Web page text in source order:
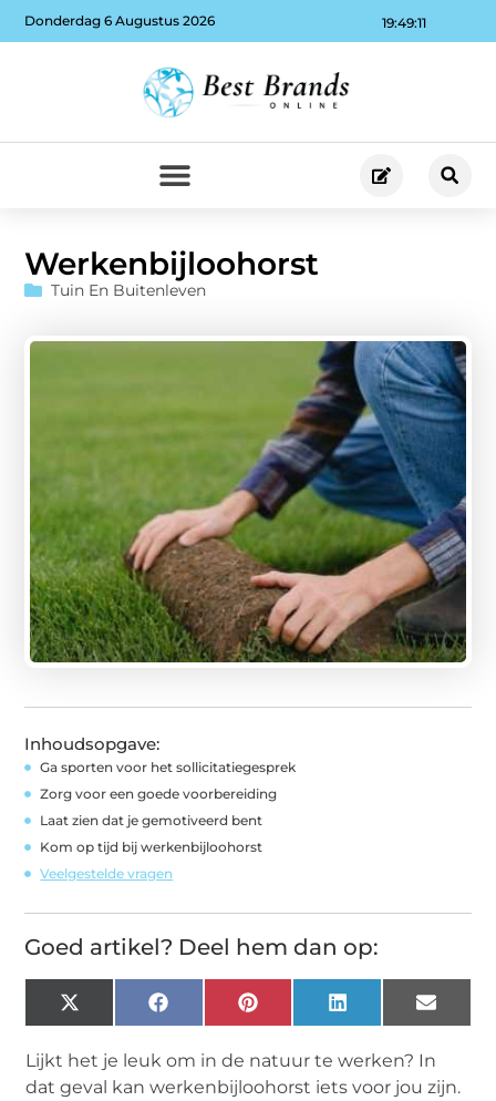
19:49:12
Donderdag 6 Augustus 2026
Werkenbijloohorst
Tuin En Buitenleven
Inhoudsopgave:
Ga sporten voor het sollicitatiegesprek
Zorg voor een goede voorbereiding
Laat zien dat je gemotiveerd bent
Kom op tijd bij werkenbijloohorst
Veelgestelde vragen
Goed artikel? Deel hem dan op:
X
(Twitter)
FacebookPinterest LinkedIn Email
Lijkt het je leuk om in de natuur te werken? In
dat geval kan werkenbijloohorst iets voor jou zijn.